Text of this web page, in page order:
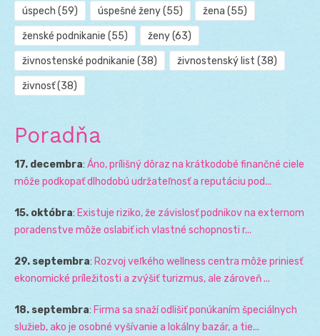
úspech (59) úspešné ženy(55) žena (55)
ženské podnikanie (55) ženy(63)
živnostenské podnikanie (38) živnostenský list (38)
živnosť(38)
Poradňa
17. decembra: Áno, prílišný dôraz na krátkodobé finančné ciele
môže podkopať dlhodobú udržateľnosť a reputáciu pod...
15. októbra: Existuje riziko, že závislosť podnikov na externom
poradenstve môže oslabiť ich vlastné schopnosti r...
29. septembra: Rozvoj veľkého wellness centra môže priniesť
ekonomické príležitosti a zvýšiť turizmus, ale zároveň ...
18. septembra: Firma sa snaží odlišiť ponúkaním špeciálnych
služieb, ako je osobné vyšívanie a lokálny bazár, a tie...